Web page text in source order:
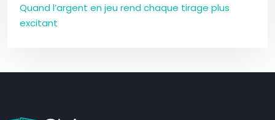
Quand l’argent en jeu rend chaque tirage plus
excitant